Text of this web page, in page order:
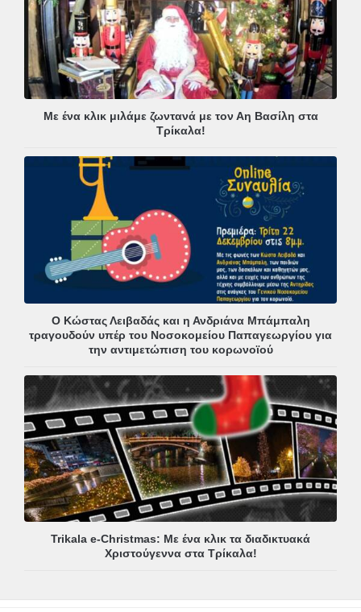
Με ένα κλικ μιλάμε ζωντανά με τον Αη Βασίλη στα
Τρίκαλα!
Ο Κώστας Λειβαδάς και η Ανδριάνα Μπάμπαλη
τραγουδούν υπέρ του Νοσοκομείου Παπαγεωργίου για
την αντιμετώπιση του κορωνοϊού
Trikala e-Christmas: Με ένα κλικ τα διαδικτυακά
Χριστούγεννα στα Τρίκαλα!